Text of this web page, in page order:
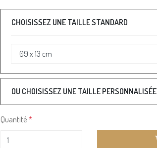
CHOISISSEZ UNE TAILLE STANDARD
OU CHOISISSEZ UNE TAILLE PERSONNALISÉE
Quantité